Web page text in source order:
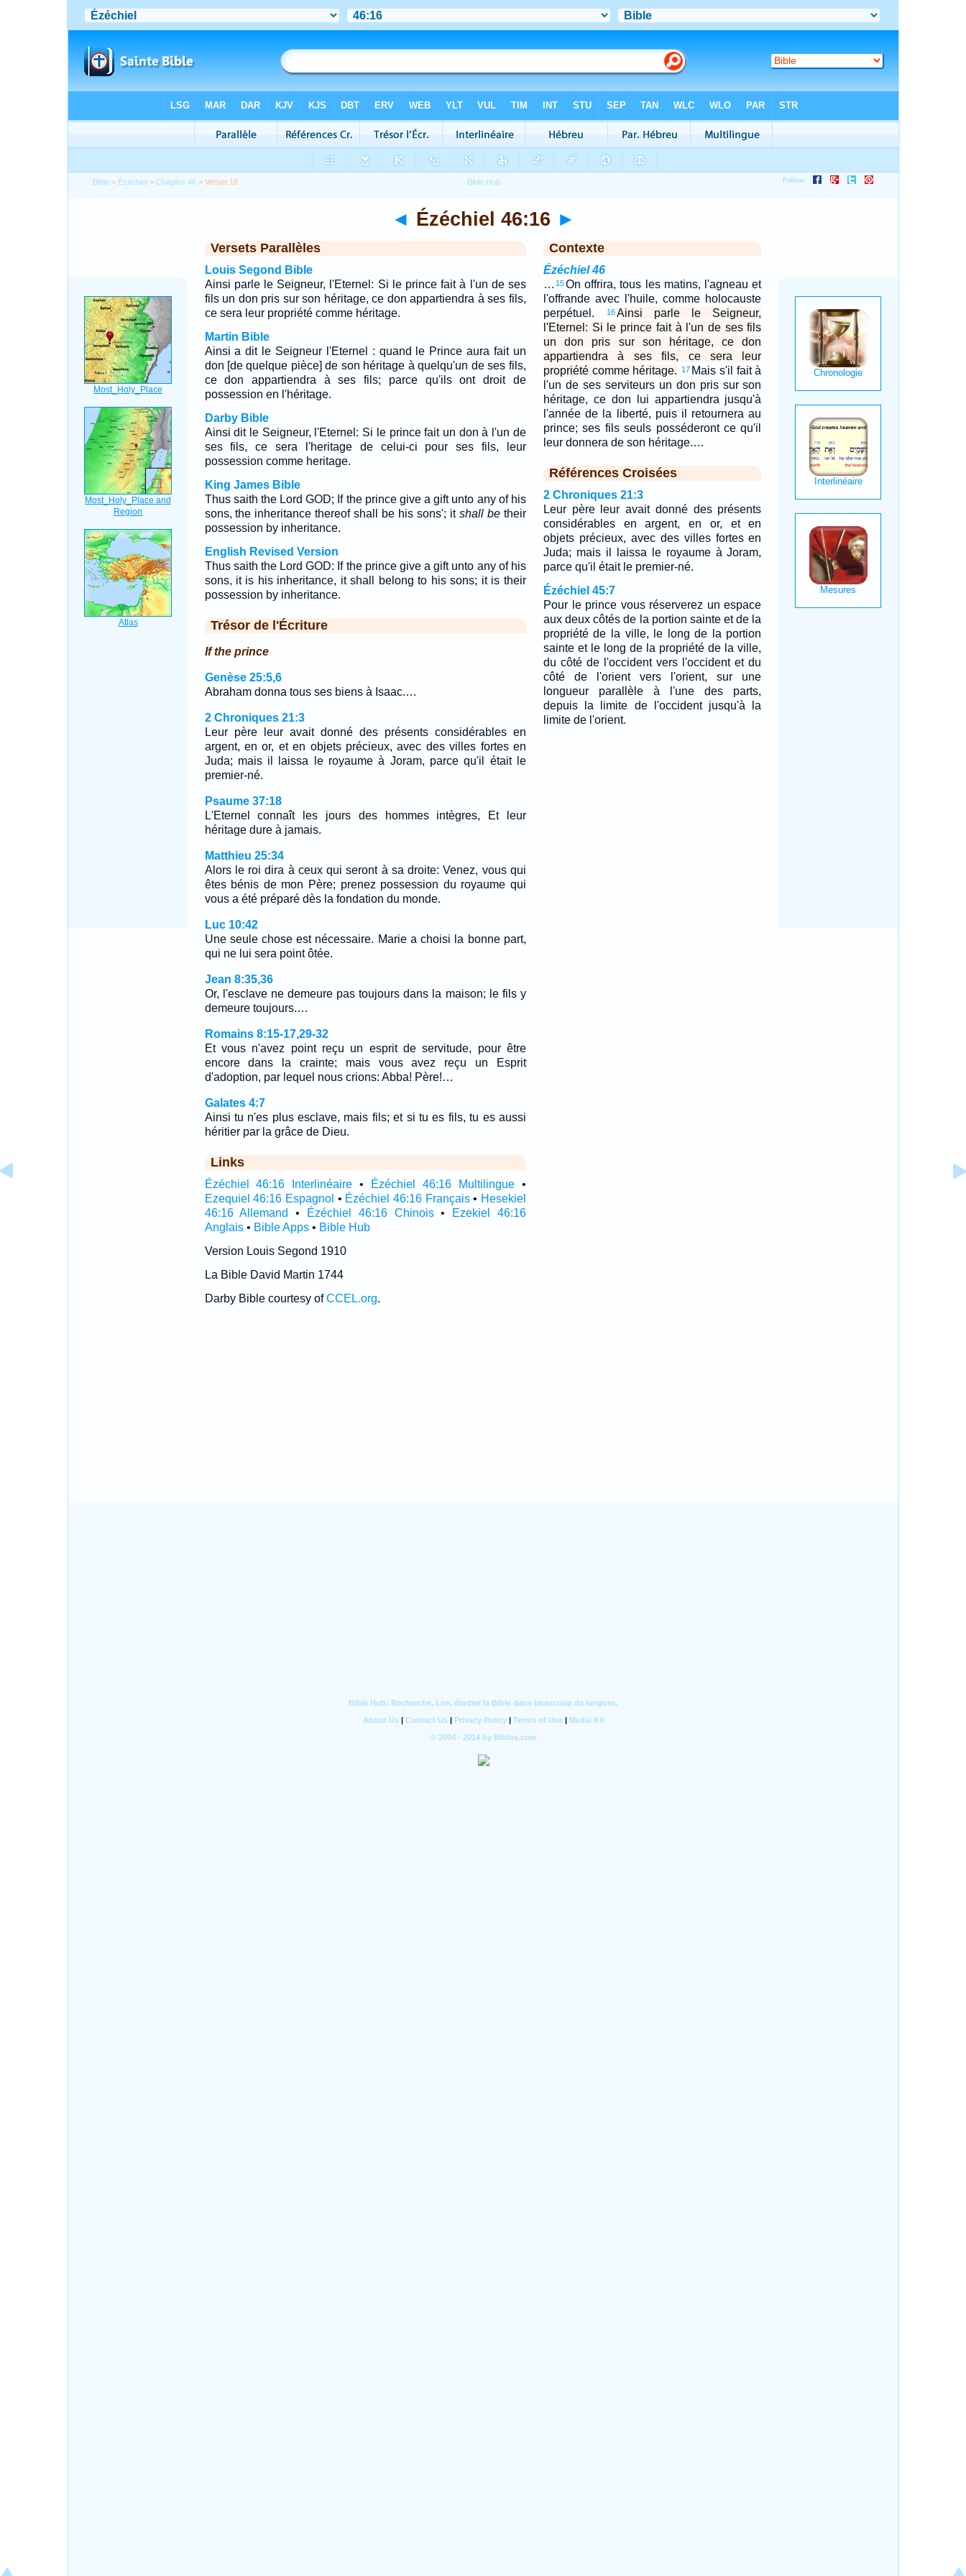
Bible > Ézéchiel >Chapitre 46 > Verset 16
◄ Ézéchiel 46:16 ►
Versets Parallèles
Louis Segond Bible
Ainsi parle le Seigneur, l'Eternel: Si le prince fait à l'un de ses
fils un don pris sur son héritage, ce don appartiendra à ses fils,
ce sera leur propriété comme héritage.
Martin Bible
Ainsi a dit le Seigneur l'Eternel : quand le Prince aura fait un
don [de quelque pièce] de son héritage à quelqu'un de ses fils,
ce don appartiendra à ses fils; parce qu'ils ont droit de
possession en l'héritage.
Darby Bible
Ainsi dit le Seigneur, l'Eternel: Si le prince fait un don à l'un de
ses fils, ce sera l'heritage de celui-ci pour ses fils, leur
possession comme heritage.
King James Bible
Thus saith the Lord GOD; If the prince give a gift unto any of his
sons, the inheritance thereof shall be his sons'; itshall betheir
possession by inheritance.
English Revised Version
Thus saith the Lord GOD: If the prince give a gift unto any of his
sons, it is his inheritance, it shall belong to his sons; it is their
possession by inheritance.
Trésor de l'Écriture
If the prince
Genèse 25:5,6
Abraham donna tous ses biens à Isaac.…
2 Chroniques 21:3
Leur père leur avait donné des présents considérables en
argent, en or, et en objets précieux, avec des villes fortes en
Juda; mais il laissa le royaume à Joram, parce qu'il était le
premier-né.
Psaume 37:18
L'Eternel connaît les jours des hommes intègres, Et leur
héritage dure à jamais.
Matthieu 25:34
Alors le roi dira à ceux qui seront à sa droite: Venez, vous qui
êtes bénis de mon Père; prenez possession du royaume qui
vous a été préparé dès la fondation du monde.
Luc 10:42
Une seule chose est nécessaire. Marie a choisi la bonne part,
qui ne lui sera point ôtée.
Jean 8:35,36
Or, l'esclave ne demeure pas toujours dans la maison; le fils y
demeure toujours.…
Romains 8:15-17,29-32
Et vous n'avez point reçu un esprit de servitude, pour être
encore dans la crainte; mais vous avez reçu un Esprit
d'adoption, par lequel nous crions: Abba! Père!…
Galates 4:7
Ainsi tu n'es plus esclave, mais fils; et si tu es fils, tu es aussi
héritier par la grâce de Dieu.
Links
Ézéchiel 46:16 Interlinéaire • Ézéchiel 46:16 Multilingue •
Ezequiel 46:16 Espagnol • Ézéchiel 46:16 Français• Hesekiel
46:16 Allemand
• Ézéchiel 46:16 Chinois•
Ezekiel 46:16
Anglais• Bible Apps• Bible Hub
Version Louis Segond 1910
La Bible David Martin 1744
Darby Bible courtesy ofCCEL.org.
Contexte
Ézéchiel 46
… 15On offrira, tous les matins, l'agneau et
l'offrande avec l'huile, comme holocauste
perpétuel.
16Ainsi parle le Seigneur,
l'Eternel: Si le prince fait à l'un de ses fils
un don pris sur son héritage, ce don
appartiendra à ses fils, ce sera leur
propriété comme héritage.
17 Mais s'il fait à
l'un de ses serviteurs un don pris sur son
héritage, ce don lui appartiendra jusqu'à
l'année de la liberté, puis il retournera au
prince; ses fils seuls posséderont ce qu'il
leur donnera de son héritage.…
Références Croisées
2 Chroniques 21:3
Leur père leur avait donné des présents
considérables en argent, en or, et en
objets précieux, avec des villes fortes en
Juda; mais il laissa le royaume à Joram,
parce qu'il était le premier-né.
Ézéchiel 45:7
Pour le prince vous réserverez un espace
aux deux côtés de la portion sainte et de la
propriété de la ville, le long de la portion
sainte et le long de la propriété de la ville,
du côté de l'occident vers l'occident et du
côté de l'orient vers l'orient, sur une
longueur parallèle à l'une des parts,
depuis la limite de l'occident jusqu'à la
limite de l'orient.